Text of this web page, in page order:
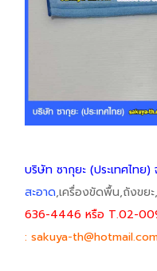
บริษัท ซากุยะ (ประเทศไทย)
สะอาด,เครื่องขัดพื้น,ถังขย
636-4446 หรือ T.02-
: sakuya-